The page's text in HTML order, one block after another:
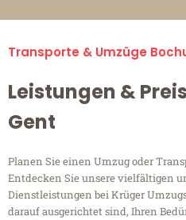
Transporte & Umzüge
Leistungen &
Gent
Planen Sie einen Umzug oder
Entdecken Sie unsere vielfältigen
Dienstleistungen bei Krüger
darauf ausgerichtet sind, Ihren